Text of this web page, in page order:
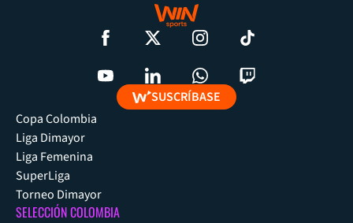
SUSCRÍBASE
Copa Colombia
Liga Dimayor
Liga Femenina
SuperLiga
Torneo Dimayor
SELECCIÓN COLOMBIA